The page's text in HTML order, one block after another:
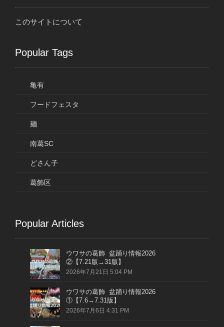
このサイトについて
Popular Tags
亀有
フードフェスタ
麺
南葛SC
どさん子
葛飾区
Popular Articles
ウワサの葛飾 盆踊り情報2026
②【7.21版→31版】
2026年7月21日 5:04 PM
ウワサの葛飾 盆踊り情報2026
①【7.6→7.31版】
2026年7月6日 4:31 PM